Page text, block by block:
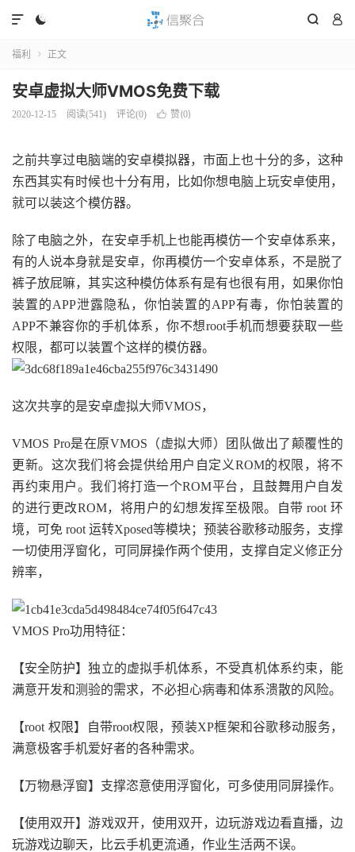
  

福利  正文
安卓虚拟大师VMOS免费下载
2020-12-15 阅读(541) 评论(0)  赞(0)
之前共享过电脑端的安卓模拟器，市面上也十分的多，这种
东西其实有时候也十分有用，比如你想电脑上玩安卓使用，
就可以装这个模仿器。
除了电脑之外，在安卓手机上也能再模仿一个安卓体系来，
有的人说本身就是安卓，你再模仿一个安卓体系，不是脱了
裤子放屁嘛，其实这种模仿体系有是有也很有用，如果你怕
装置的APP泄露隐私，你怕装置的APP有毒，你怕装置的
APP不兼容你的手机体系，你不想root手机而想要获取一些
权限，都可以装置个这样的模仿器。
这次共享的是安卓虚拟大师VMOS，
VMOS Pro是在原VMOS（虚拟大师）团队做出了颠覆性的
更新。这次我们将会提供给用户自定义ROM的权限，将不
再约束用户。我们将打造一个ROM平台，且鼓舞用户自发
的进行更改ROM，将用户的幻想发挥至极限。自带 root 环
境，可免 root 运转Xposed等模块；预装谷歌移动服务，支撑
一切使用浮窗化，可同屏操作两个使用，支撑自定义修正分
辨率，
VMOS Pro功用特征：
【安全防护】独立的虚拟手机体系，不受真机体系约束，能
满意开发和测验的需求，不必担心病毒和体系溃散的风险。
【root 权限】自带root权限，预装XP框架和谷歌移动服务，
满意极客手机爱好者的各种需求。
【万物悬浮窗】支撑恣意使用浮窗化，可多使用同屏操作。
【使用双开】游戏双开，使用双开，边玩游戏边看直播，边
玩游戏边聊天，比云手机更流通，作业生活两不误。